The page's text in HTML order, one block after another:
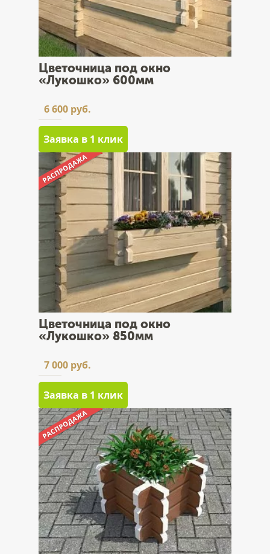
Цветочница под окно
«Лукошко» 600мм
6 600 руб.
Заявка в 1 клик
Цветочница под окно
«Лукошко» 850мм
7 000 руб.
Заявка в 1 клик